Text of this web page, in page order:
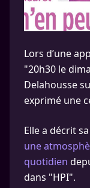
Lors d’une
"20h30 le
Delahousse
exprimé une
Elle a décrit
une
quotidien
dans "HPI".